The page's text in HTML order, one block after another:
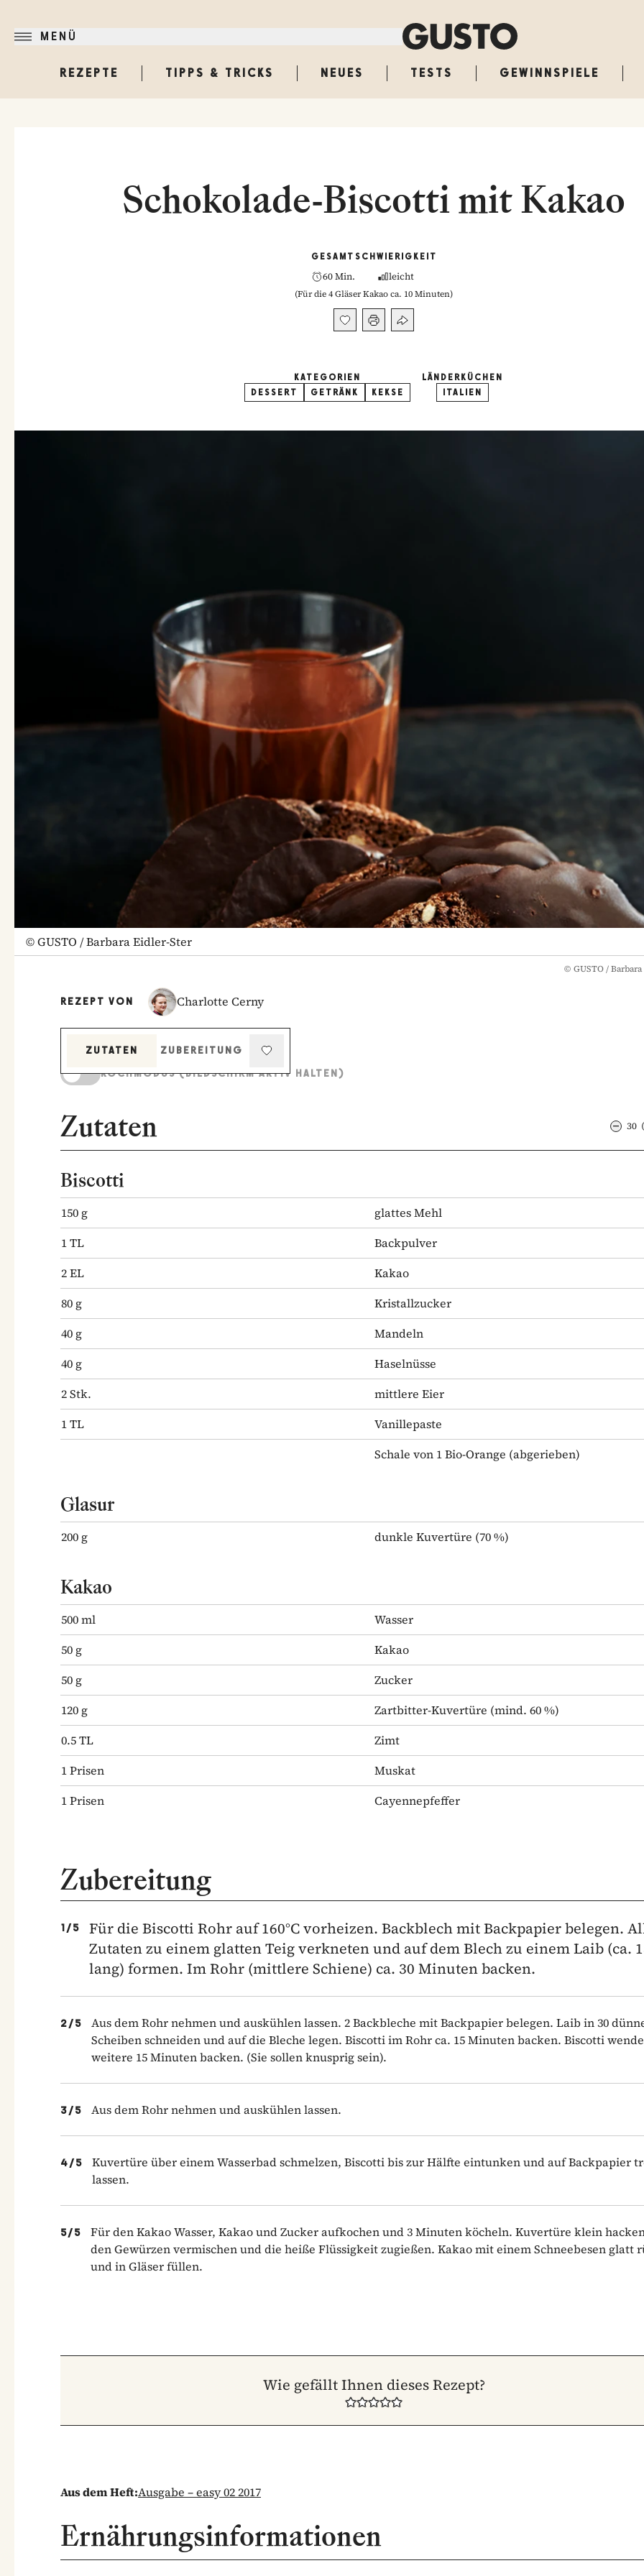
MENÜ
REZEPTE TIPPS & TRICKS NEUES TESTS GEWINNSPIELE
Schokolade-Biscotti mit Kakao
GESAMT
60 Min.
SCHWIERIGKEIT
leicht
(Für die 4 Gläser Kakao ca. 10 Minuten)
KATEGORIEN
DESSERT
GETRÄNK KEKSE
LÄNDERKÜCHEN
ITALIEN
©GUSTO / Barbara Eidler-Ster
© GUSTO /
REZEPT VON Charlotte Cerny
ZUTATEN
ZUBEREITUNG
KOCHMODUS (BILDSCHIRM AKTIV HALTEN)
Zutaten 30
Biscotti
150 g
glattes Mehl
1TL
Backpulver
2EL
Kakao
80 g
Kristallzucker
40 g
Mandeln
40 g
Haselnüsse
2Stk.
mittlere Eier
1TL
Vanillepaste
Schale von 1 Bio-Orange (abgerieben)
Glasur
200 g dunkle Kuvertüre (70 %)
Kakao
500ml
Wasser
50 g
Kakao
50 g
Zucker
120 g Zartbitter-Kuvertüre (mind. 60 %)
0.5TL
Zimt
1Prisen
Muskat
1Prisen Cayennepfeffer
Zubereitung
1/5
Für die Biscotti Rohr auf 160°C vorheizen. Backblech mit Backpapier belegen.
Zutaten zu einem glatten Teig verkneten und auf dem Blech zu einem Laib (ca.
lang) formen. Im Rohr (mittlere Schiene) ca. 30 Minuten backen.
2/5
Aus dem Rohr nehmen und auskühlen lassen. 2 Backbleche mit Backpapier belegen. Laib in 30
Scheiben schneiden und auf die Bleche legen. Biscotti im Rohr ca. 15 Minuten backen. Biscotti
weitere 15 Minuten backen. (Sie sollen knusprig sein).
3/5 Aus dem Rohr nehmen und auskühlen lassen.
4/5
Kuvertüre über einem Wasserbad schmelzen, Biscotti bis zur Hälfte eintunken und auf Backpapier
lassen.
5/5
Für den Kakao Wasser, Kakao und Zucker aufkochen und 3 Minuten köcheln. Kuvertüre klein
den Gewürzen vermischen und die heiße Flüssigkeit zugießen. Kakao mit einem Schneebesen glatt
und in Gläser füllen.
Wie gefällt Ihnen dieses Rezept?
Aus dem Heft:Ausgabe – easy 02 2017
Ernährungsinformationen